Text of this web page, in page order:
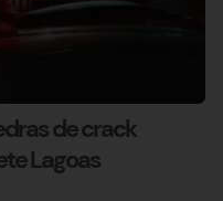
de crack
Lagoas